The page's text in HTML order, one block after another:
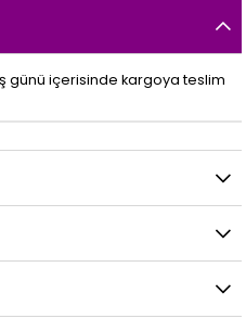
günü içerisinde kargoya teslim